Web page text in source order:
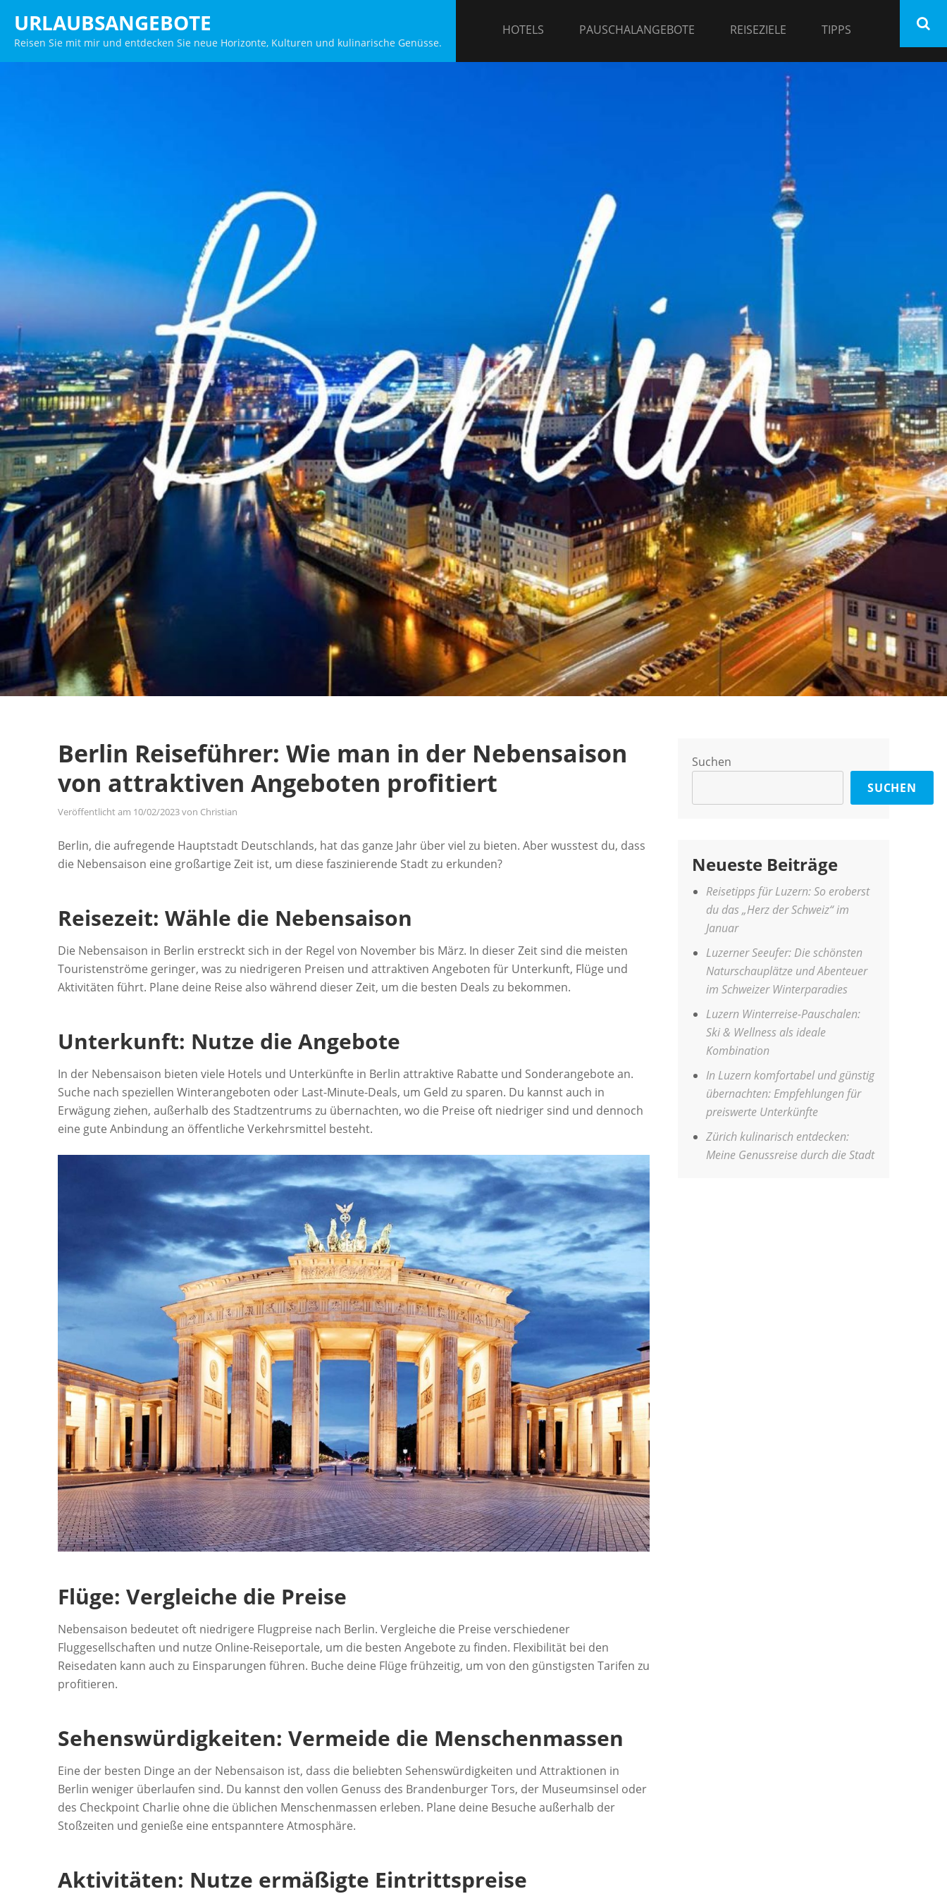
Inhalt
springen
URLAUBSANGEBOTE
Reisen Sie mit mir und entdecken Sie neue Horizonte, Kulturen und kulinarische Genüsse.
HOTELS PAUSCHALANGEBOTE REISEZIELE TIPPS
Berlin Reiseführer: Wie man in der Nebensaison
von attraktiven Angeboten profitiert
Veröffentlicht am 10/02/2023von Christian
Berlin, die aufregende Hauptstadt Deutschlands, hat das ganze Jahr über viel zu bieten. Aber wusstest du, dass
die Nebensaison eine großartige Zeit ist, um diese faszinierende Stadt zu erkunden?
Reisezeit: Wähle die Nebensaison
Die Nebensaison in Berlin erstreckt sich in der Regel von November bis März. In dieser Zeit sind die meisten
Touristenströme geringer, was zu niedrigeren Preisen und attraktiven Angeboten für Unterkunft, Flüge und
Aktivitäten führt. Plane deine Reise also während dieser Zeit, um die besten Deals zu bekommen.
Unterkunft: Nutze die Angebote
In der Nebensaison bieten viele Hotels und Unterkünfte in Berlin attraktive Rabatte und Sonderangebote an.
Suche nach speziellen Winterangeboten oder Last-Minute-Deals, um Geld zu sparen. Du kannst auch in
Erwägung ziehen, außerhalb des Stadtzentrums zu übernachten, wo die Preise oft niedriger sind und dennoch
eine gute Anbindung an öffentliche Verkehrsmittel besteht.
Flüge: Vergleiche die Preise
Nebensaison bedeutet oft niedrigere Flugpreise nach Berlin. Vergleiche die Preise verschiedener
Fluggesellschaften und nutze Online-Reiseportale, um die besten Angebote zu finden. Flexibilität bei den
Reisedaten kann auch zu Einsparungen führen. Buche deine Flüge frühzeitig, um von den günstigsten Tarifen zu
profitieren.
Sehenswürdigkeiten: Vermeide die Menschenmassen
Eine der besten Dinge an der Nebensaison ist, dass die beliebten Sehenswürdigkeiten und Attraktionen in
Berlin weniger überlaufen sind. Du kannst den vollen Genuss des Brandenburger Tors, der Museumsinsel oder
des Checkpoint Charlie ohne die üblichen Menschenmassen erleben. Plane deine Besuche außerhalb der
Stoßzeiten und genieße eine entspanntere Atmosphäre.
Aktivitäten: Nutze ermäßigte Eintrittspreise
Suchen
SUCHEN
Neueste Beiträge
Reisetipps für Luzern: So eroberst
du das „Herz der Schweiz“ im
Januar
Luzerner Seeufer: Die schönsten
Naturschauplätze und Abenteuer
im Schweizer Winterparadies
Luzern Winterreise-Pauschalen:
Ski & Wellness als ideale
Kombination
In Luzern komfortabel und günstig
übernachten: Empfehlungen für
preiswerte Unterkünfte
Zürich kulinarisch entdecken:
Meine Genussreise durch die Stadt